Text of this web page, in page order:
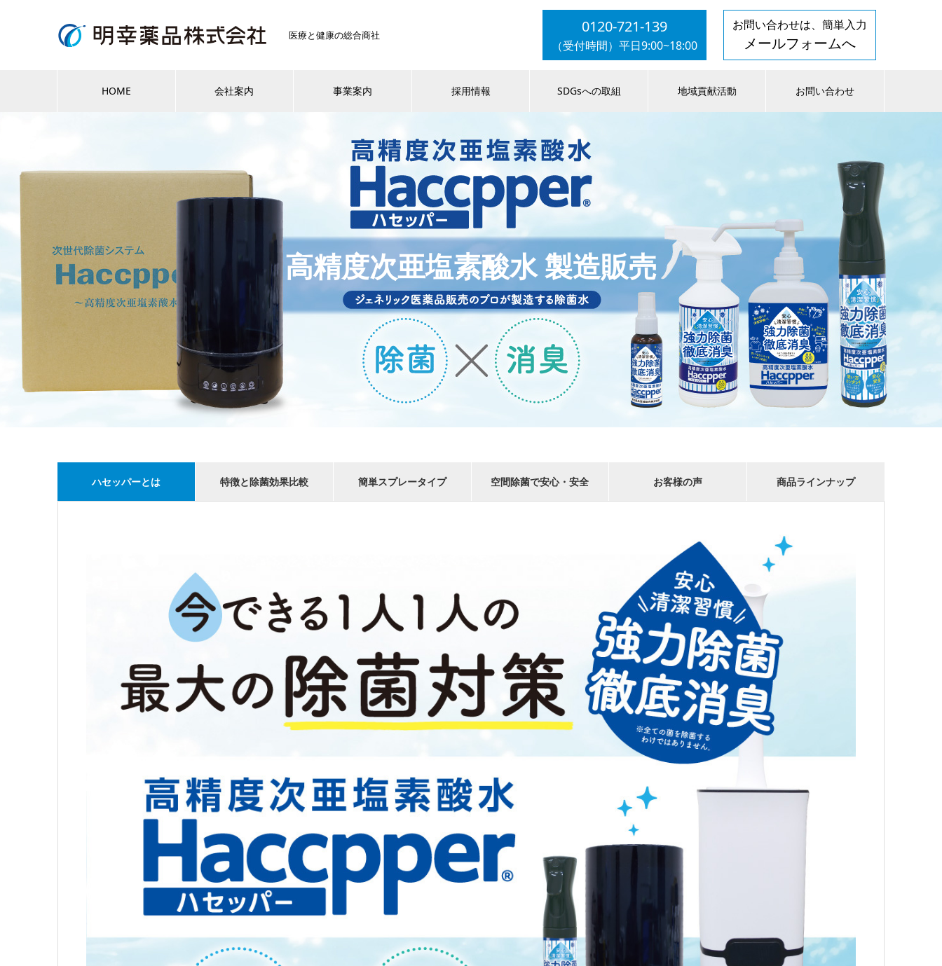
医療と健康の総合商社 0120-721-139
（受付時間）平日9:00~18:00
お問い合わせは、簡単入力
メールフォームへ
HOME 会社案内 事業案内 採用情報 SDGsへの取組 地域貢献活動 お問い合わせ
高精度次亜塩素酸水 製造販売
ハセッパーとは 特徴と除菌効果比較 簡単スプレータイプ 空間除菌で安心・安全 お客様の声 商品ラインナップ